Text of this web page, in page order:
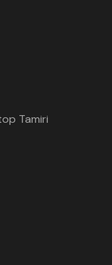
Tamiri